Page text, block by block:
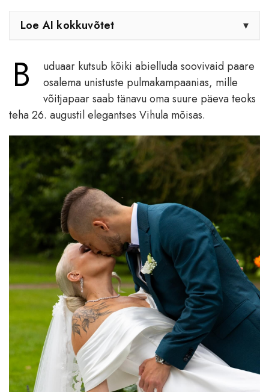
Loe AI kokkuvõtet ▾
B
uduaar kutsub kõiki abielluda soovivaid paare
osalema unistuste pulmakampaanias, mille
võitjapaar saab tänavu oma suure päeva teoks
teha 26. augustil elegantses Vihula mõisas.